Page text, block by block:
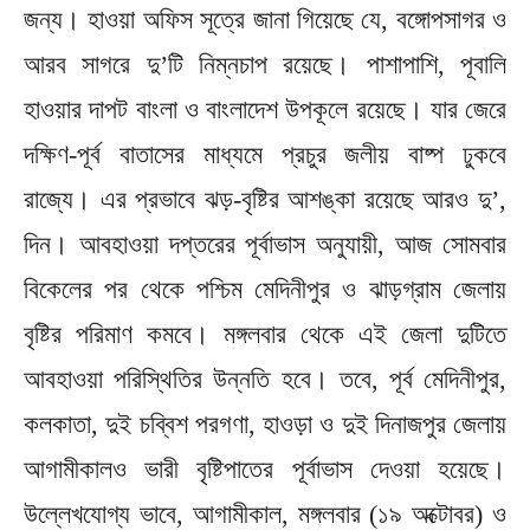
জন্য। হাওয়া অফিস সূত্রে জানা গিয়েছে যে, বঙ্গোপসাগর ও
আরব সাগরে দু’টি নিম্নচাপ রয়েছে। পাশাপাশি, পূবালি
হাওয়ার দাপট বাংলা ও বাংলাদেশ উপকূলে রয়েছে। যার জেরে
দক্ষিণ-পূর্ব বাতাসের মাধ্যমে প্রচুর জলীয় বাষ্প ঢুকবে
রাজ্যে। এর প্রভাবে ঝড়-বৃষ্টির আশঙ্কা রয়েছে আরও দু’,
দিন। আবহাওয়া দপ্তরের পূর্বাভাস অনুযায়ী, আজ সোমবার
বিকেলের পর থেকে পশ্চিম মেদিনীপুর ও ঝাড়গ্রাম জেলায়
বৃষ্টির পরিমাণ কমবে। মঙ্গলবার থেকে এই জেলা দুটিতে
আবহাওয়া পরিস্থিতির উন্নতি হবে। তবে, পূর্ব মেদিনীপুর,
কলকাতা, দুই চব্বিশ পরগণা, হাওড়া ও দুই দিনাজপুর জেলায়
আগামীকালও ভারী বৃষ্টিপাতের পূর্বাভাস দেওয়া হয়েছে।
উল্লেখযোগ্য ভাবে, আগামীকাল, মঙ্গলবার (১৯ অক্টোবর) ও